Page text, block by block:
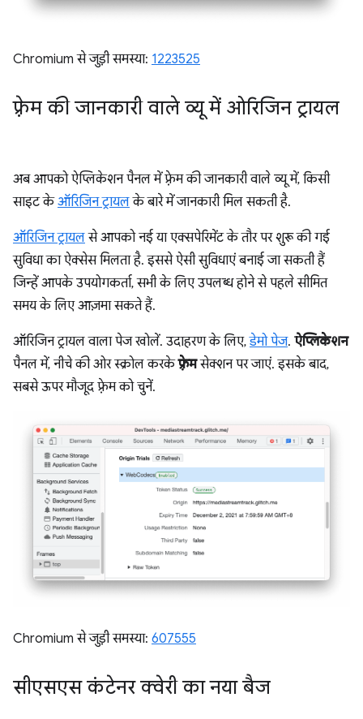
Chromium से जुड़ी समस्या: 1223525
फ़्रेम की जानकारी वाले व्यू में ओरिजिन ट्रायल
अब आपको ऐप्लिकेशन पैनल में फ़्रेम की जानकारी वाले व्यू में, किसी
साइट केऑरिजिन ट्रायलके बारे में जानकारी मिल सकती है.
ऑरिजिन ट्रायलसे आपको नई या एक्सपेरिमेंट के तौर पर शुरू की गई
सुविधा का ऐक्सेस मिलता है. इससे ऐसी सुविधाएं बनाई जा सकती हैं
जिन्हें आपके उपयोगकर्ता, सभी के लिए उपलब्ध होने से पहले सीमित
समय के लिए आज़मा सकते हैं.
ऑरिजिन ट्रायल वाला पेज खोलें. उदाहरण के लिए,डेमो पेज. ऐप्लिकेशन
पैनल में, नीचे की ओर स्क्रोल करकेफ़्रेमसेक्शन पर जाएं. इसके बाद,
सबसे ऊपर मौजूद फ़्रेम को चुनें.
Chromium से जुड़ी समस्या: 607555
सीएसएस कंटेनर क्वेरी का नया बैज